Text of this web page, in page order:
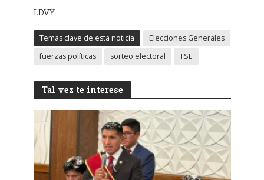
LDVY
Temas clave de esta noticia
Elecciones Generales
fuerzas políticas
sorteo electoral TSE
Tal vez te interese